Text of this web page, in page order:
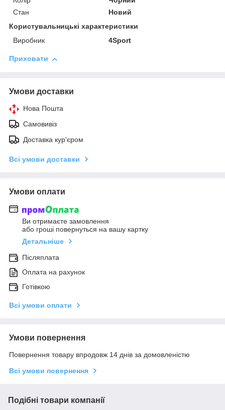
Стан
Новий
Користувальницькі характеристики
Виробник
4Sport
Приховати
Умови доставки
Нова Пошта
Самовивіз
Доставка кур'єром
Всі умови доставки
Умови оплати
Ви отримаєте замовлення
або гроші повернуться на вашу картку
Детальніше
Післяплата
Оплата на рахунок
Готівкою
Всі умови оплати
Умови повернення
Повернення товару впродовж 14 днів за домовленістю
Всі умови повернення
Подібні товари компанії